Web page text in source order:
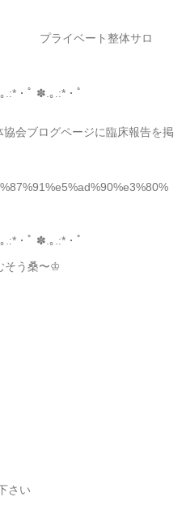
整体サロ
.:*・ﾟ ✽.｡.:*・ﾟ
会ブログページに臨床報告を掲
.:*・ﾟ ✽.｡.:*・ﾟ
そう桑〜♔
さい